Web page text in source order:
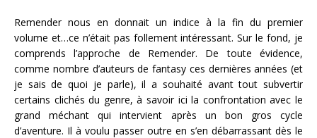
Remender nous en donnait un indice à la fin du premier
volume et…ce n’était pas follement intéressant. Sur le fond, je
comprends l’approche de Remender. De toute évidence,
comme nombre d’auteurs de fantasy ces dernières années (et
je sais de quoi je parle), il a souhaité avant tout subvertir
certains clichés du genre, à savoir ici la confrontation avec le
grand méchant qui intervient après un bon gros cycle
d’aventure. Il à voulu passer outre en s’en débarrassant dès le